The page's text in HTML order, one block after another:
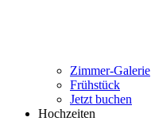
Zimmer-Galerie
Frühstück
Jetzt buchen
Hochzeiten